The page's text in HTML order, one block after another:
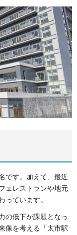
です。加えて、最近
ェレストランや地元
っています。
の低下が課題となっ
像を考える「太市駅